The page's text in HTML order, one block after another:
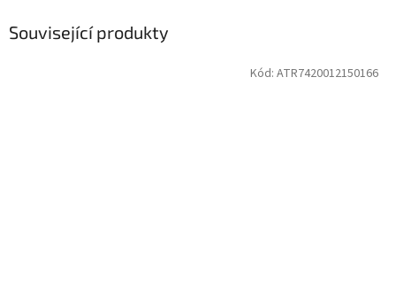
Související produkty
Kód: ATR7420012150166